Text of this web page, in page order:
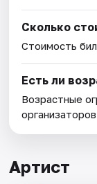
Сколько
Стоимость
Есть ли
Возрастные
Артист